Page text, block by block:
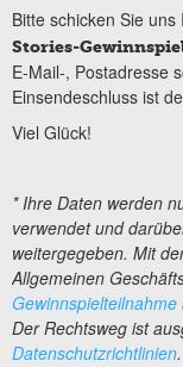
Bitte schicken Sie
Stories-
E-Mail-, Postadresse
Einsendeschluss ist
Viel Glück!
* Ihre Daten werden
verwendet und
weitergegeben. Mit
Allgemeinen
Gewinnspielteilnahme
Der Rechtsweg ist
Datenschutzrichtlinien.